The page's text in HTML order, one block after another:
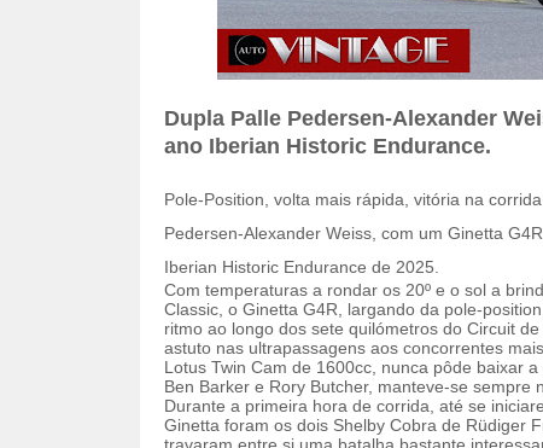
Dupla Palle Pedersen-Alexander
ano Iberian Historic Endurance.
Pole-Position, volta mais rápida, vitória na
Pedersen-Alexander Weiss, com um Ginetta
Iberian Historic Endurance de 2025.
Com temperaturas a rondar os 20º e o sol a
Classic, o Ginetta G4R, largando da pole-
ritmo ao longo dos sete quilómetros do Circuit
astuto nas ultrapassagens aos concorrentes
Lotus Twin Cam de 1600cc, nunca pôde baixar
Ben Barker e Rory Butcher, manteve-se sempre
Durante a primeira hora de corrida, até se
Ginetta foram os dois Shelby Cobra de Rüdiger